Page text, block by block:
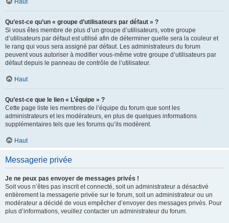
Haut
Qu’est-ce qu’un « groupe d’utilisateurs par défaut » ?
Si vous êtes membre de plus d’un groupe d’utilisateurs, votre groupe
d’utilisateurs par défaut est utilisé afin de déterminer quelle sera la couleur et
le rang qui vous sera assigné par défaut. Les administrateurs du forum
peuvent vous autoriser à modifier vous-même votre groupe d’utilisateurs par
défaut depuis le panneau de contrôle de l’utilisateur.
Haut
Qu’est-ce que le lien « L’équipe » ?
Cette page liste les membres de l’équipe du forum que sont les
administrateurs et les modérateurs, en plus de quelques informations
supplémentaires tels que les forums qu’ils modèrent.
Haut
Messagerie privée
Je ne peux pas envoyer de messages privés !
Soit vous n’êtes pas inscrit et connecté, soit un administrateur a désactivé
entièrement la messagerie privée sur le forum, soit un administrateur ou un
modérateur a décidé de vous empêcher d’envoyer des messages privés. Pour
plus d’informations, veuillez contacter un administrateur du forum.